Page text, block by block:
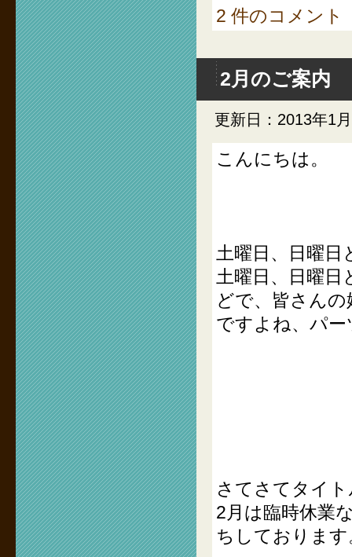
2 件のコメント
2月のご案内
更新日：2013年1
こんにちは。
土曜日、日曜
土曜日、日曜
どで、皆さん
ですよね、パ
さてさてタイ
2月は臨時休業
ちしております